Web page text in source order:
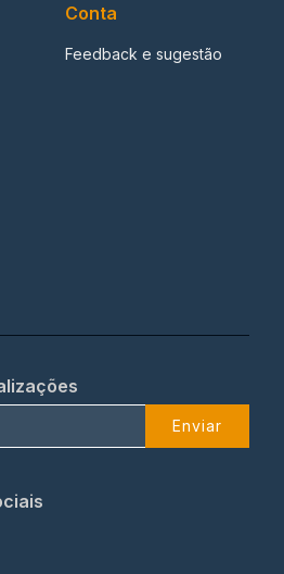
Conta
Feedback e sugestão
Enviar